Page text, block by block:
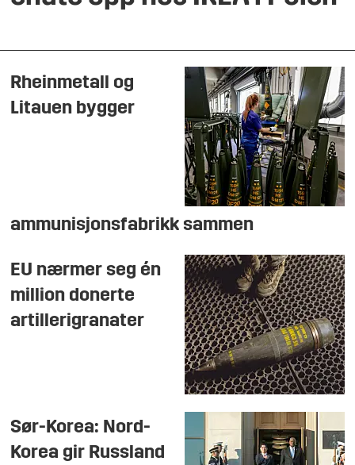
Rheinmetall og
Litauen bygger
ammunisjonsfabrikk sammen
EU nærmer seg én
million donerte
artillerigranater
Sør-Korea: Nord-
Korea gir Russland